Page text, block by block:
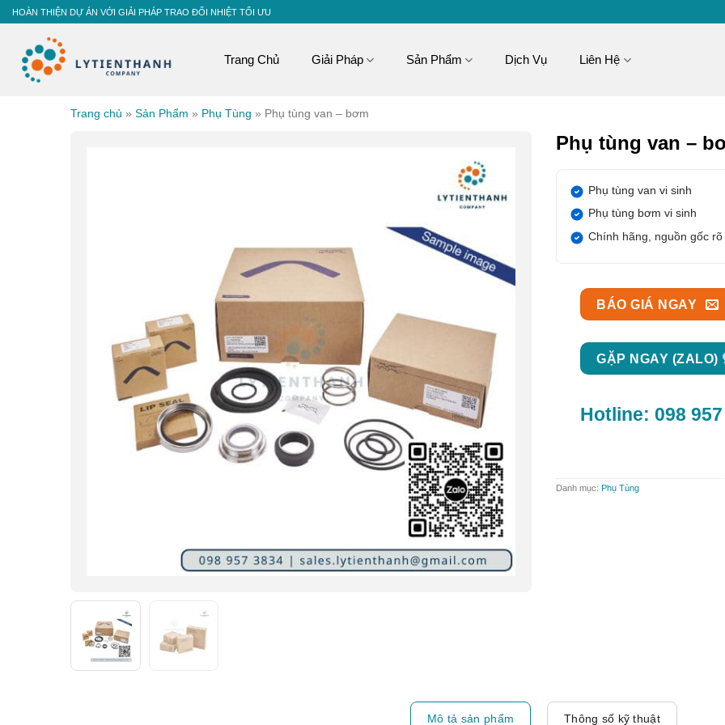
HOÀN THIỆN DỰ ÁN VỚI GIẢI PHÁP TRAO ĐỔI NHIỆT TỐI ƯU
Trang Chủ Giải Pháp Sản Phẩm Dịch Vụ Liên Hệ
Trang chủ » Sản Phẩm » Phụ Tùng » Phụ tùng van – bơm
Phụ tùng van –
Phụ tùng van vi sinh
Phụ tùng bơm vi sinh
Chính hãng, nguồn gốc
BÁO GIÁ NGAY
GẶP NGAY (ZALO)
Hotline: 098
Danh mục: Phụ Tùng
Mô tả sản phẩm Thông số kỹ thuật